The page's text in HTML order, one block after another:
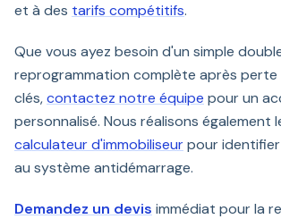
et à des tarifs compétitifs.
Que vous ayez besoin d'un simple
reprogrammation complète après
clés,contactez notre équipe pour un
personnalisé. Nous réalisons également
calculateur d'immobiliseurpour
au système antidémarrage.
Demandez un devis immédiat pour la